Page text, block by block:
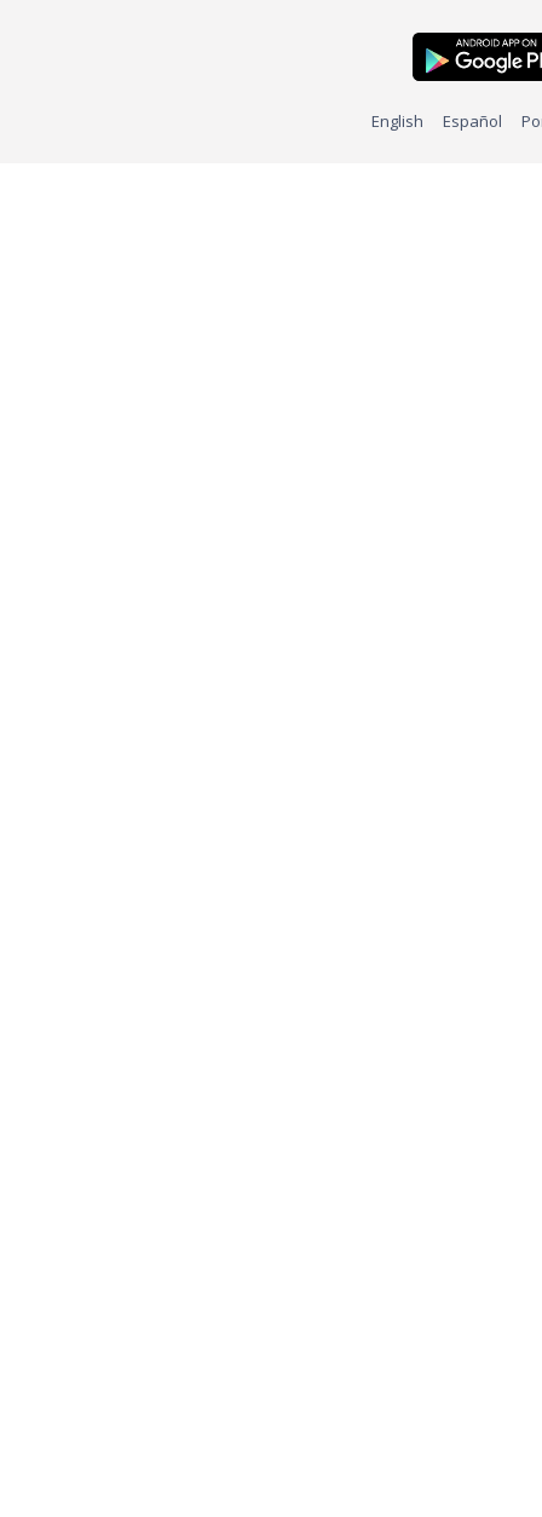
English Español